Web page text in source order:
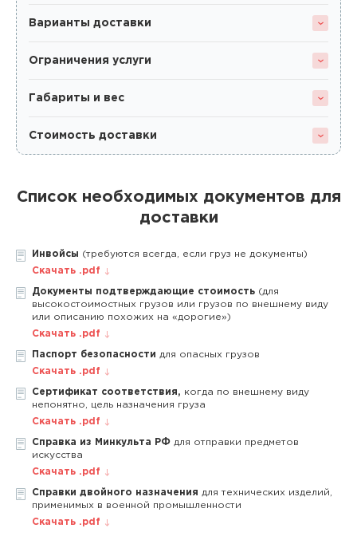
Варианты доставки
Ограничения услуги
Габариты и вес
Стоимость доставки
Список необходимых документов для
доставки
Инвойсы (требуются всегда, если груз не документы)
Скачать .pdf
Документы подтверждающие стоимость (для
высокостоимостных грузов или грузов по внешнему виду
или описанию похожих на «дорогие»)
Скачать .pdf
Паспорт безопасности для опасных грузов
Скачать .pdf
Сертификат соответствия, когда по внешнему виду
непонятно, цель назначения груза
Скачать .pdf
Справка из Минкульта РФ для отправки предметов
искусства
Скачать .pdf
Справки двойного назначения для технических изделий,
применимых в военной промышленности
Скачать .pdf